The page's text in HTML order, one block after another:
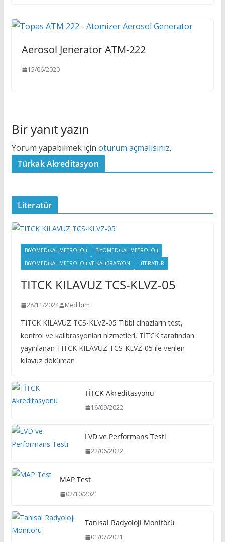
Aerosol Jenerator ATM-222
15/06/2020
Bir yanıt yazın
Yorum yapabilmek için oturum açmalısınız.
Türkak Akreditasyon
Literatür
BİYOMEDİKAL METROLOJİ
BIYOMEDIKAL METROLOJI
BIYOMEDIKAL METROLOJI VE KALIBRASYON
LITERATÜR
TITCK KILAVUZ TCS-KLVZ-05
28/11/2024 Medibim
TITCK KILAVUZ TCS-KLVZ-05 Tıbbi cihazların test,
kontrol ve kalibrasyonları hizmetleri, TİTCK tarafından
yayınlanan TITCK KILAVUZ TCS-KLVZ-05 ile verilen
kılavuz döküman
TİTCK Akreditasyonu
16/09/2022
LVD ve Performans Testi
22/06/2022
MAP Test
02/10/2021
Tanısal Radyoloji Monitörü
01/07/2021